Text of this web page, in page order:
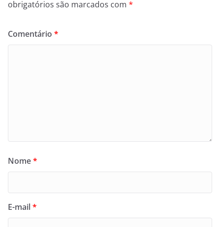
obrigatórios são marcados com *
Comentário *
Nome*
E-mail*